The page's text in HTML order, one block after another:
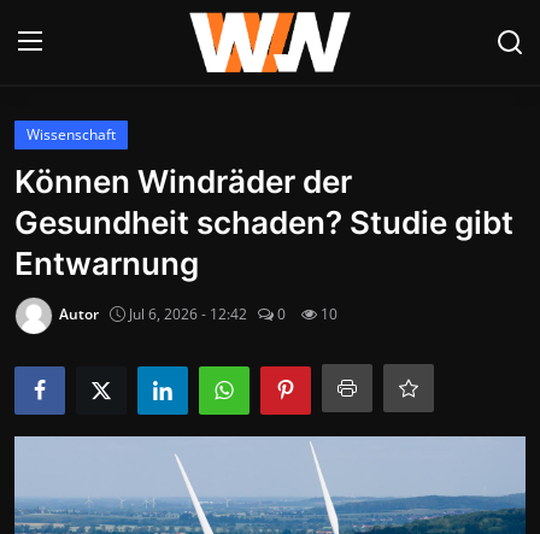
Anmelden
Datenschutzerklärung
Contact
Aktuelles
Kultur & Unterhaltung
Lifestyle & Gesellschaft
Tech & IT-Security
Wissenschaft
Können Windräder der
Gesundheit schaden? Studie gibt
Entwarnung
Autor Jul 6, 2026 - 12:42 0 10